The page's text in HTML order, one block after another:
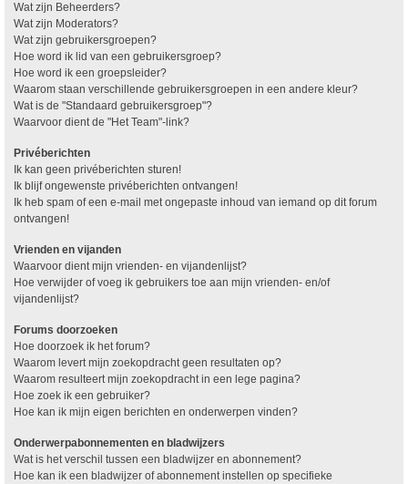
Wat zijn Beheerders?
Wat zijn Moderators?
Wat zijn gebruikersgroepen?
Hoe word ik lid van een gebruikersgroep?
Hoe word ik een groepsleider?
Waarom staan verschillende gebruikersgroepen in een andere kleur?
Wat is de "Standaard gebruikersgroep"?
Waarvoor dient de "Het Team"-link?
Privéberichten
Ik kan geen privéberichten sturen!
Ik blijf ongewenste privéberichten ontvangen!
Ik heb spam of een e-mail met ongepaste inhoud van iemand op dit forum
ontvangen!
Vrienden en vijanden
Waarvoor dient mijn vrienden- en vijandenlijst?
Hoe verwijder of voeg ik gebruikers toe aan mijn vrienden- en/of
vijandenlijst?
Forums doorzoeken
Hoe doorzoek ik het forum?
Waarom levert mijn zoekopdracht geen resultaten op?
Waarom resulteert mijn zoekopdracht in een lege pagina?
Hoe zoek ik een gebruiker?
Hoe kan ik mijn eigen berichten en onderwerpen vinden?
Onderwerpabonnementen en bladwijzers
Wat is het verschil tussen een bladwijzer en abonnement?
Hoe kan ik een bladwijzer of abonnement instellen op specifieke